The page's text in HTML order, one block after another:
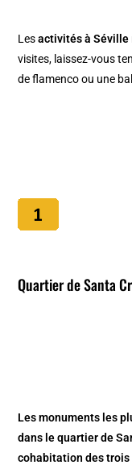
Lesactivités à Séville
visites, laissez-vous
de flamenco ou une
Quartier de Santa
Les monuments les
dans le quartier de
cohabitation des trois